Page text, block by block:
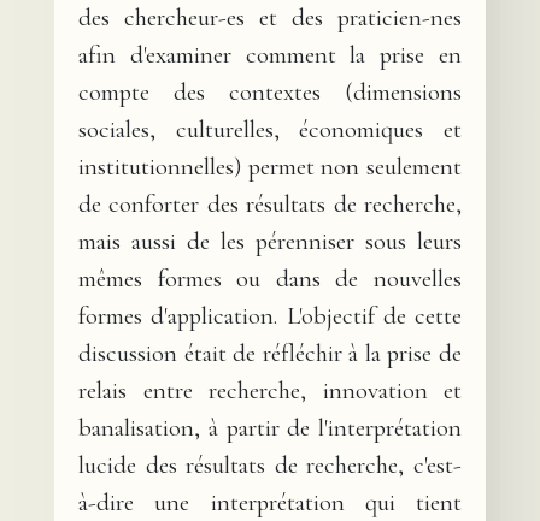
des chercheur-es et des praticien-nes
afin d'examiner comment la prise en
compte des contextes (dimensions
sociales, culturelles, économiques et
institutionnelles) permet non seulement
de conforter des résultats de recherche,
mais aussi de les pérenniser sous leurs
mêmes formes ou dans de nouvelles
formes d'application. L'objectif de cette
discussion était de réfléchir à la prise de
relais entre recherche, innovation et
banalisation, à partir de l'interprétation
lucide des résultats de recherche, c'est-
à-dire une interprétation qui tient